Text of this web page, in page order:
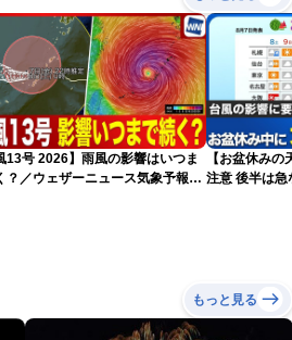
13号 2026】雨風の影響はいつま
？／ウェザーニュース気象予報士
【お盆休みの
注意 後半は急
もっと見る